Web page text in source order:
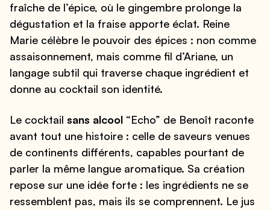
fraîche de l’épice, où le gingembre prolonge la
dégustation et la fraise apporte éclat. Reine
Marie célèbre le pouvoir des épices : non comme
assaisonnement, mais comme fil d’Ariane, un
langage subtil qui traverse chaque ingrédient et
donne au cocktail son identité.
Le cocktail sans alcool “Echo” de Benoît raconte
avant tout une histoire : celle de saveurs venues
de continents différents, capables pourtant de
parler la même langue aromatique. Sa création
repose sur une idée forte : les ingrédients ne se
ressemblent pas, mais ils se comprennent. Le jus